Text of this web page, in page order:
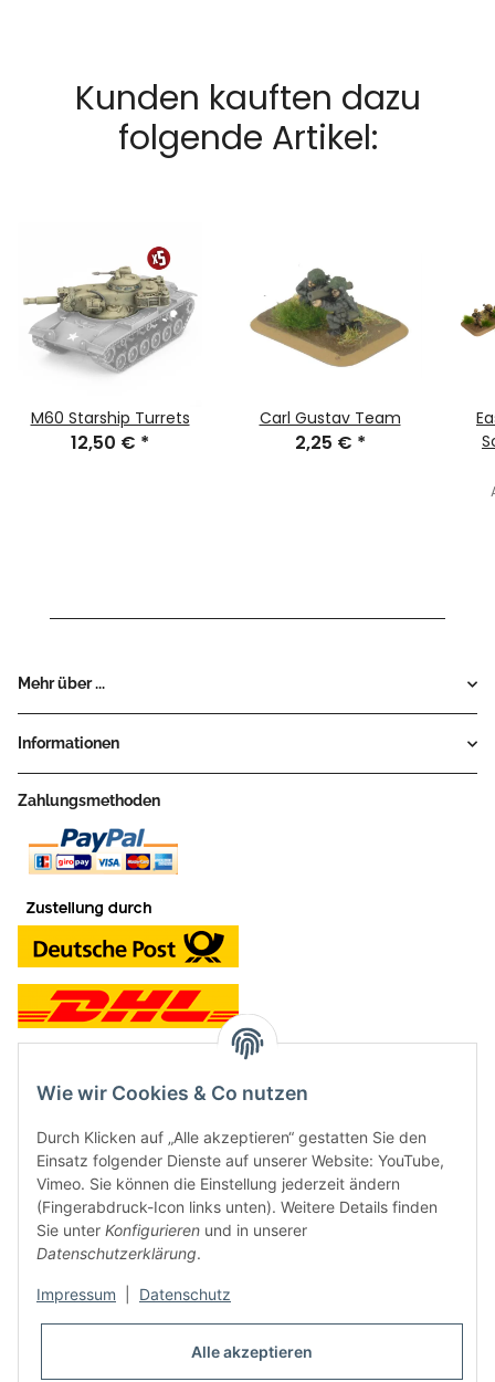
Kunden kauften dazu
folgende Artikel:
M60 Starship Turrets
12,50 € *
Carl Gustav Team
2,25 € *
Mehr über ...
Informationen
Zahlungsmethoden
Neben dem Onlineshop haben wir ein Ladengeschäft in Hütten:
Frontline Games
Färbereiweg 3A
24358 Hütten
Oder mit Terminvereinbarung
Wie wir Cookies & Co nutzen
Durch Klicken auf „Alle akzeptieren“ gestatten Sie den
Einsatz folgender Dienste auf unserer Website: YouTube,
Vimeo. Sie können die Einstellung jederzeit ändern
(Fingerabdruck-Icon links unten). Weitere Details finden
Sie unter Konfigurieren und in unserer
Datenschutzerklärung.
Impressum Datenschutz
Alle akzeptieren